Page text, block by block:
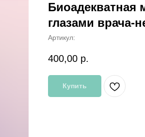
Биоадекватная
глазами врача-
Артикул:
400,00 р.
Купить